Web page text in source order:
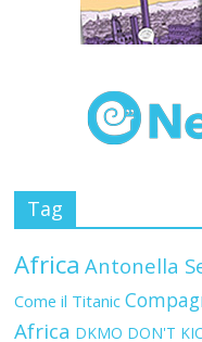
Tag
Africa Antonella
Come il Titanic
Africa DKMO DON'T